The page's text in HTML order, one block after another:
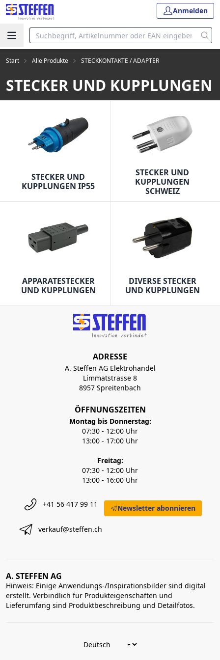
Anmelden
Start Alle Produkte STECKKONTAKTE / ADAPTER
STECKER UND KUPPLUNGEN
STECKER UND
KUPPLUNGEN IP55
STECKER UND
KUPPLUNGEN
SCHWEIZ
APPARATESTECKER
UND KUPPLUNGEN
DIVERSE STECKER
UND KUPPLUNGEN
ADRESSE
A. Steffen AG Elektrohandel
Limmatstrasse 8
8957 Spreitenbach
ÖFFNUNGSZEITEN
Montag bis Donnerstag:
07:30 - 12:00 Uhr
13:00 - 17:00 Uhr
Freitag:
07:30 - 12:00 Uhr
13:00 - 16:00 Uhr
+41 56 417 99 11
verkauf@steffen.ch
Newsletter abonnieren
A. STEFFEN AG
Hinweis: Einige Anwendungs-/Inspirationsbilder sind digital
erstellt. Verbindlich für Produkteigenschaften und
Lieferumfang sind Produktbeschreibung und Detailfotos.